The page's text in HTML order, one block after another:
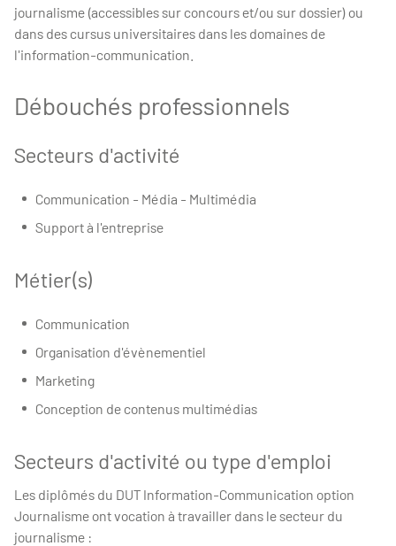
journalisme (accessibles sur concours et/ou sur dossier) ou
dans des cursus universitaires dans les domaines de
l'information-communication.
Débouchés professionnels
Secteurs d'activité
Communication - Média - Multimédia
Support à l'entreprise
Métier(s)
Communication
Organisation d'évènementiel
Marketing
Conception de contenus multimédias
Secteurs d'activité ou type d'emploi
Les diplômés du DUT Information-Communication option
Journalisme ont vocation à travailler dans le secteur du
journalisme :